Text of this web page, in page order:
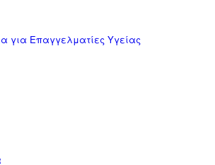
για Επαγγελματίες Υγείας